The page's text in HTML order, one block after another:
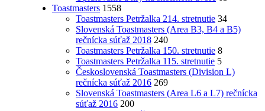
Toastmasters 1558
Toastmasters Petržalka 214. stretnutie 34
Slovenská Toastmasters (Area B3, B4 a B5)
rečnícka súťaž 2018 240
Toastmasters Petržalka 150. stretnutie 8
Toastmasters Petržalka 115. stretnutie 5
Československá Toastmasters (Division L)
rečnícka súťaž 2016 269
Slovenská Toastmasters (Area L6 a L7) rečnícka
súťaž 2016 200